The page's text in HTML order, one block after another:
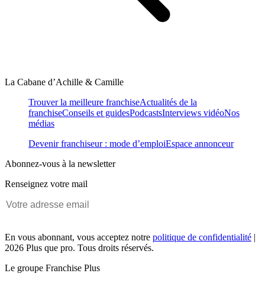
La Cabane d’Achille & Camille
Trouver la meilleure franchiseActualités de la
franchiseConseils et guidesPodcastsInterviews vidéoNos
médias
Devenir franchiseur : mode d’emploiEspace annonceur
Abonnez-vous à la newsletter
Renseignez votre mail
En vous abonnant, vous acceptez notre politique de confidentialité |
2026 Plus que pro. Tous droits réservés.
Le groupe Franchise Plus